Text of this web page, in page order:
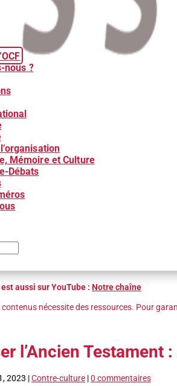
nous ?
Mémoire et Culture
Débats
aussi sur YouTube : Notre chaîne
nécessite des ressources. Pour
l’Ancien Testament
2023 |Contre-culture |0 commentaires